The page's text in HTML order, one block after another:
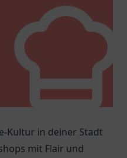
Kultur in deiner Stadt
mit Flair und